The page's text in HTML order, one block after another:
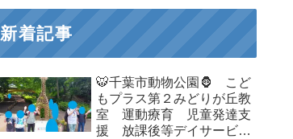
新着記事
🐯千葉市動物公園🦍 こど
もプラス第２みどりが丘教
室 運動療育 児童発達支
援 放課後等デイサービ